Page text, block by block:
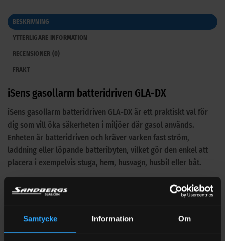
Samtycke Information Om
BESKRIVNING
YTTERLIGARE INFORMATION
RECENSIONER (0)
FRAKT
iSens gasollarm batteridriven GLA-DX
iSens gasollarm batteridriven GLA-DX är ett praktiskt val för
dig som vill öka säkerheten i miljöer där gasol används.
Enheten är batteridriven och kräver varken fast ström,
laddning eller löpande batteribyten, vilket gör den enkel att
placera i exempelvis stuga, hem, husvagn, husbil eller båt.
Larmet är utvecklat för att varna för propan, butan,
narkosgaser, koldioxid och rök. Därför passar det bra för dig
gasolutrustning och andra riskkällor kan förekomma.